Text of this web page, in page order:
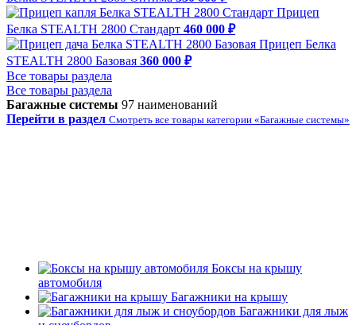
Прицеп
Белка STEALTH 2800 Стандарт 460 000 ₽
Прицеп Белка
STEALTH 2800 Базовая 360 000 ₽
Все товары раздела
Все товары раздела
Багажные системы 97 наименований
Перейти в раздел Смотреть все товары категории «Багажные системы»
Боксы на крышу
автомобиля
Багажники на крышу
Багажники для лыж